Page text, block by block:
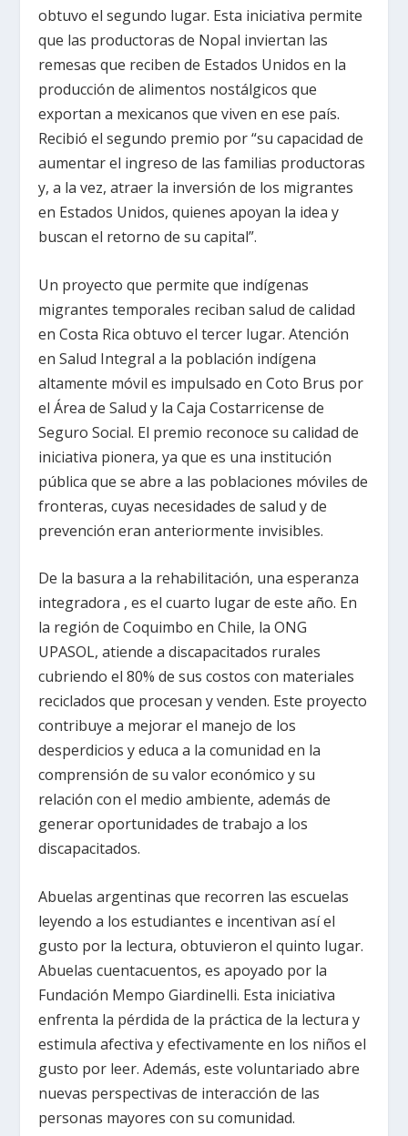
obtuvo el segundo lugar. Esta iniciativa permite
que las productoras de Nopal inviertan las
remesas que reciben de Estados Unidos en la
producción de alimentos nostálgicos que
exportan a mexicanos que viven en ese país.
Recibió el segundo premio por “su capacidad de
aumentar el ingreso de las familias productoras
y, a la vez, atraer la inversión de los migrantes
en Estados Unidos, quienes apoyan la idea y
buscan el retorno de su capital”.
Un proyecto que permite que indígenas
migrantes temporales reciban salud de calidad
en Costa Rica obtuvo el tercer lugar. Atención
en Salud Integral a la población indígena
altamente móvil es impulsado en Coto Brus por
el Área de Salud y la Caja Costarricense de
Seguro Social. El premio reconoce su calidad de
iniciativa pionera, ya que es una institución
pública que se abre a las poblaciones móviles de
fronteras, cuyas necesidades de salud y de
prevención eran anteriormente invisibles.
De la basura a la rehabilitación, una esperanza
integradora , es el cuarto lugar de este año. En
la región de Coquimbo en Chile, la ONG
UPASOL, atiende a discapacitados rurales
cubriendo el 80% de sus costos con materiales
reciclados que procesan y venden. Este proyecto
contribuye a mejorar el manejo de los
desperdicios y educa a la comunidad en la
comprensión de su valor económico y su
relación con el medio ambiente, además de
generar oportunidades de trabajo a los
discapacitados.
Abuelas argentinas que recorren las escuelas
leyendo a los estudiantes e incentivan así el
gusto por la lectura, obtuvieron el quinto lugar.
Abuelas cuentacuentos, es apoyado por la
Fundación Mempo Giardinelli. Esta iniciativa
enfrenta la pérdida de la práctica de la lectura y
estimula afectiva y efectivamente en los niños el
gusto por leer. Además, este voluntariado abre
nuevas perspectivas de interacción de las
personas mayores con su comunidad.